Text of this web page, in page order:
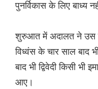
पुनर्विकास के लिए बाध्य
शुरुआत में अदालत ने उस
विध्वंस के चार साल बाद
बाद भी द्विवेदी किसी
आए।